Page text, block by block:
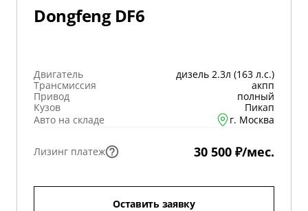
Dongfeng DF6
Двигатель
дизель 2.3л (163 л.с.)
Трансмиссия
акпп
Привод
полный
Кузов
Пикап
Авто на складе
г. Москва
Лизинг платеж 30 500 ₽/мес.
Оставить заявку